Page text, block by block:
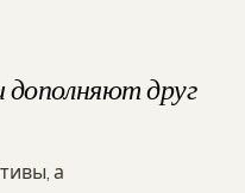
дополняют друг
а